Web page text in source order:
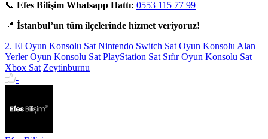
📞 Efes Bilişim Whatsapp Hattı: 0553 115 77 99
📍 İstanbul’un tüm ilçelerinde hizmet veriyoruz!
2. El Oyun Konsolu Sat Nintendo Switch Sat Oyun Konsolu Alan
Yerler Oyun Konsolu Sat PlayStation Sat Sıfır Oyun Konsolu Sat
Xbox Sat Zeytinburnu
-